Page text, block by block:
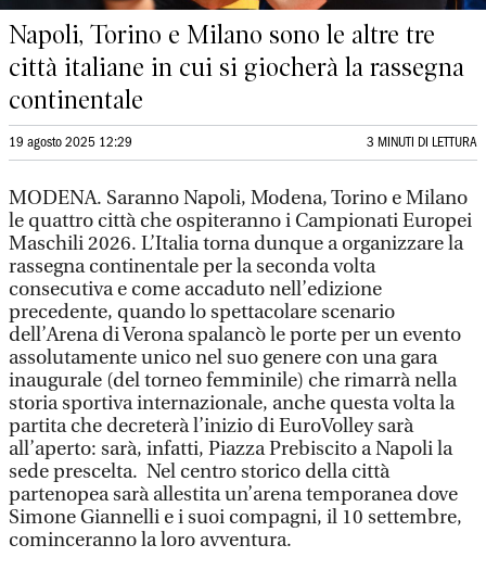
Napoli, Torino e Milano sono le altre tre
città italiane in cui si giocherà la rassegna
continentale
19 agosto 2025 12:29 3 MINUTI DI LETTURA
MODENA. Saranno Napoli, Modena, Torino e Milano
le quattro città che ospiteranno i Campionati Europei
Maschili 2026. L’Italia torna dunque a organizzare la
rassegna continentale per la seconda volta
consecutiva e come accaduto nell’edizione
precedente, quando lo spettacolare scenario
dell’Arena di Verona spalancò le porte per un evento
assolutamente unico nel suo genere con una gara
inaugurale (del torneo femminile) che rimarrà nella
storia sportiva internazionale, anche questa volta la
partita che decreterà l’inizio di EuroVolley sarà
all’aperto: sarà, infatti, Piazza Prebiscito a Napoli la
sede prescelta. Nel centro storico della città
partenopea sarà allestita un’arena temporanea dove
Simone Giannelli e i suoi compagni, il 10 settembre,
cominceranno la loro avventura.